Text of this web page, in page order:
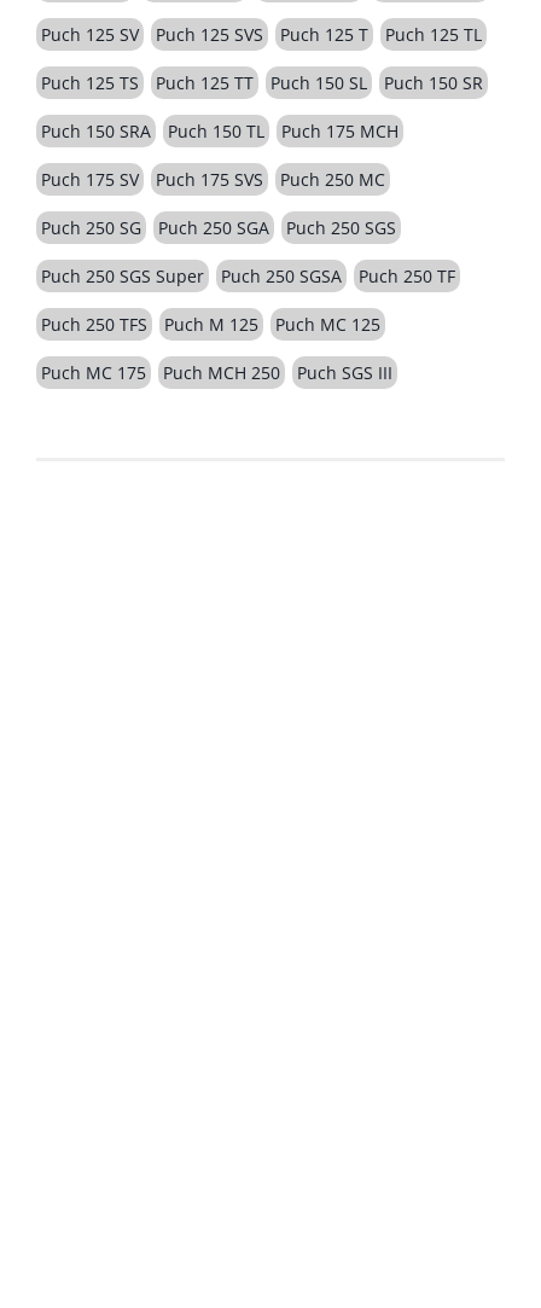
Puch 125 SV Puch 125 SVS Puch 125 T Puch 125 TL
Puch 125 TS Puch 125 TT Puch 150 SL Puch 150 SR
Puch 150 SRA Puch 150 TL Puch 175 MCH
Puch 175 SV Puch 175 SVS Puch 250 MC
Puch 250 SG Puch 250 SGA Puch 250 SGS
Puch 250 SGS Super Puch 250 SGSA Puch 250 TF
Puch 250 TFS Puch M 125 Puch MC 125
Puch MC 175 Puch MCH 250 Puch SGS III